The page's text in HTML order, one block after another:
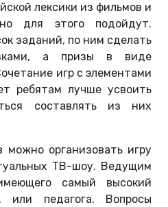
лексики из фильмов и
для этого подойдут.
заданий, по ним сделать
а призы в виде
игр с элементами
ребятам лучше усвоить
составлять из них
можно организовать игру
ТВ-шоу. Ведущим
самый высокий
или педагога. Вопросы